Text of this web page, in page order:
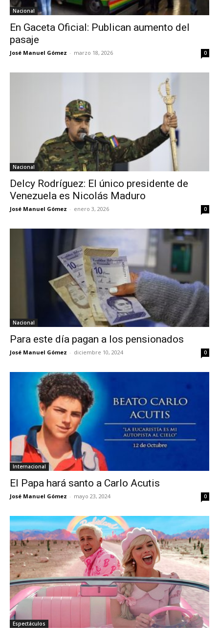
Nacional
En Gaceta Oficial: Publican aumento del
pasaje
José Manuel Gómez - marzo 18, 2026 0
Nacional
Delcy Rodríguez: El único presidente de
Venezuela es Nicolás Maduro
José Manuel Gómez - enero 3, 2026 0
Nacional
Para este día pagan a los pensionados
José Manuel Gómez - diciembre 10, 2024 0
Internacional
El Papa hará santo a Carlo Acutis
José Manuel Gómez - mayo 23, 2024 0
Espectáculos